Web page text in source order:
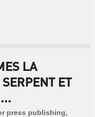
LA
ET
press publishing,